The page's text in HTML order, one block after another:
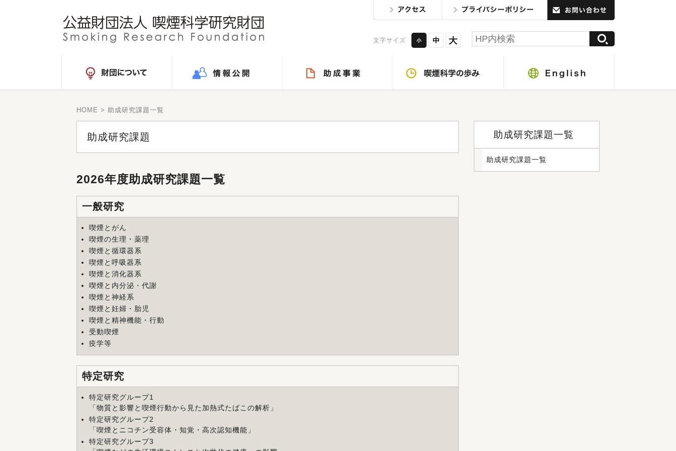
文字サイズ
HOME > 助成研究課題一覧
助成研究課題
2026年度助成研究課題一覧
一般研究
喫煙とがん
喫煙の生理・薬理
喫煙と循環器系
喫煙と呼吸器系
喫煙と消化器系
喫煙と内分泌・代謝
喫煙と神経系
喫煙と妊婦・胎児
喫煙と精神機能・行動
受動喫煙
疫学等
特定研究
特定研究グループ1
「物質と影響と喫煙行動から見た加熱式たばこの解析 」
特定研究グループ2
「喫煙とニコチン受容体・知覚・高次認知機能 」
特定研究グループ3
助成研究課題一覧
助成研究課題一覧